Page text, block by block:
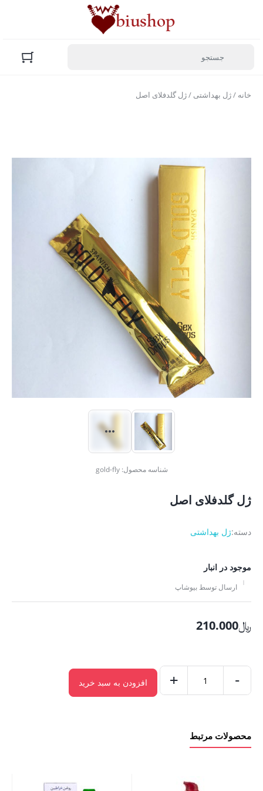
خانه /ژل بهداشتی / ژل گلدفلای اصل
شناسه محصول:gold-fly
ژل گلدفلای اصل
دسته:ژل بهداشتی
موجود در انبار
ارسال توسط بیوشاپ
﷼210.000
عدد
-
+ افزودن به سبد خرید
محصولات مرتبط